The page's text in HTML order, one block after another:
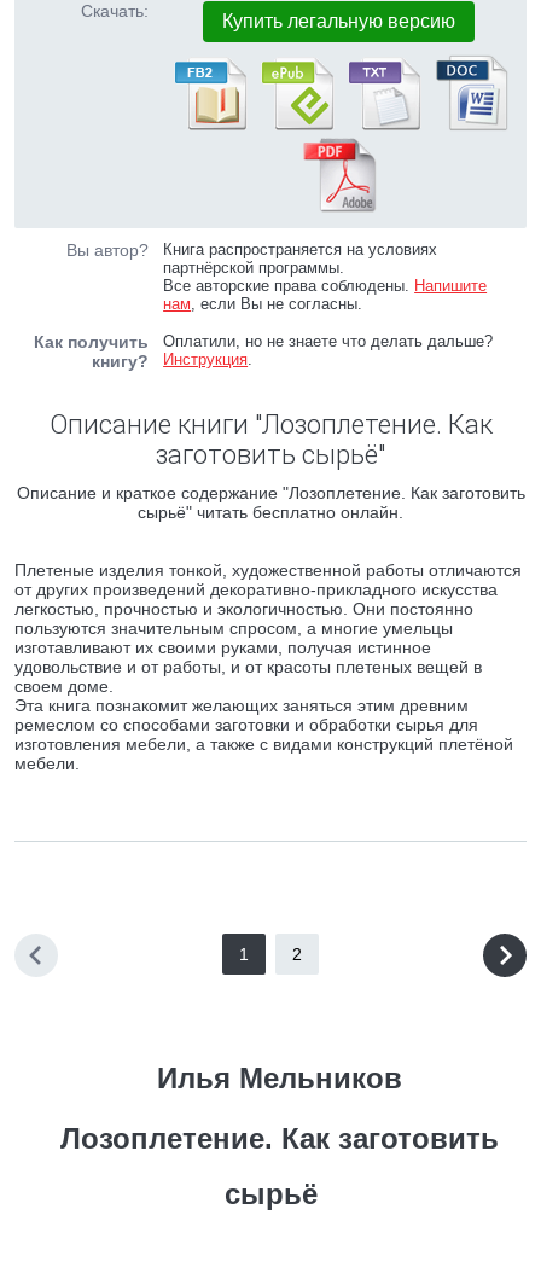
Скачать: Купить легальную версию
Вы автор?
Книга распространяется на условиях
партнёрской программы.
Все авторские права соблюдены. Напишите
нам, если Вы не согласны.
Как получить
книгу?
Оплатили, но не знаете что делать дальше?
Инструкция.
Описание книги "Лозоплетение. Как
заготовить сырьё"
Описание и краткое содержание "Лозоплетение. Как заготовить
сырьё" читать бесплатно онлайн.
Плетеные изделия тонкой, художественной работы отличаются
от других произведений декоративно-прикладного искусства
легкостью, прочностью и экологичностью. Они постоянно
пользуются значительным спросом, а многие умельцы
изготавливают их своими руками, получая истинное
удовольствие и от работы, и от красоты плетеных вещей в
своем доме.
Эта книга познакомит желающих заняться этим древним
ремеслом со способами заготовки и обработки сырья для
изготовления мебели, а также с видами конструкций плетёной
мебели.
1 2
Илья Мельников
Лозоплетение. Как заготовить
сырьё